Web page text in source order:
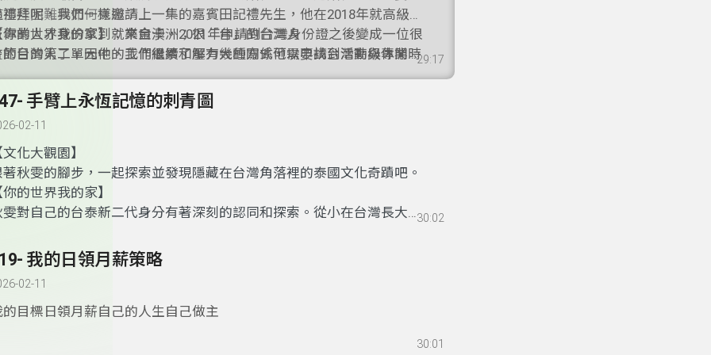
那些困難與如何克服？
禮拜呢，我們一樣邀請上一集的嘉賓田記禮先生，他在2018年就高級科
專業人才身份拿到就業金卡，2021年申請到台灣身份證之後變成一位很
的台灣人了。因他的工作很累和壓力大的關係他需要找到活動與休閒時
，為了避免想起工作。於是他有參加到台灣越野跑的社群，那這活動會
給他怎麼樣的生活娛樂？他有參加到哪些比賽，他又如何陪伴太太做她
的運動？
你的世界我的家】：來自澳洲；很「台」的台灣人
節目的第二單元中，我們繼續了解有幾種方式可以申請台灣高級專業人
身份？當初記禮大哥用高級專業人才身份規劃國籍的過程需要準備哪
，其中一個，為了規劃國籍他要請他在台灣最喜歡的部門幫忙幫他寫推
書，那台灣的哪個部門是記禮大哥心中最愛的呢？拿到台灣身份證之後
還有繼續協助想要來台的外國人申請就業金卡的工作。請聽眾朋友收
，充滿熱愛台灣的一位很「台」的台灣人故事。
29:17
手臂上永恆記憶的刺青圖
02-11
化大觀園】
著秋雯的腳步，一起探索並發現隱藏在台灣角落裡的泰國文化奇蹟吧。
的世界我的家】
雯對自己的台泰新二代身分有著深刻的認同和探索。從小在台灣長大，
利用這些機會深入了解自己的泰國背景。這些經驗讓她更加理解自己的
元文化身份，並且激發了她對兩地文化的熱愛和尊重。那到底她經歷過
些經驗呢？一起來了解秋雯在跨文化背景成長的故事吧！
30:02
我的日領月薪策略
02-11
的目標日領月薪自己的人生自己做主
30:01